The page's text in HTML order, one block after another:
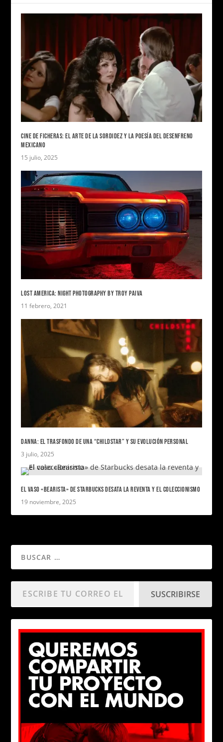
CINE DE FICHERAS: EL ARTE DE LA SORDIDEZ Y LA POESÍA DEL DESENFRENO
MEXICANO
15 julio, 2025
LOST AMERICA: NIGHT PHOTOGRAPHY BY TROY PAIVA
11 febrero, 2021
DANNA: EL TRASFONDO DE UNA “CHILDSTAR” Y SU EVOLUCIÓN PERSONAL
3 julio, 2025
EL VASO «BEARISTA» DE STARBUCKS DESATA LA REVENTA Y EL COLECCIONISMO
19 noviembre, 2025
SUSCRIBIRSE